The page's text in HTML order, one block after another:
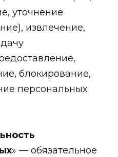
уточнение
извлечение,
блокирование,
персональных
» — обязательное